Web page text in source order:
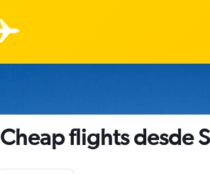
Cheap flights desde